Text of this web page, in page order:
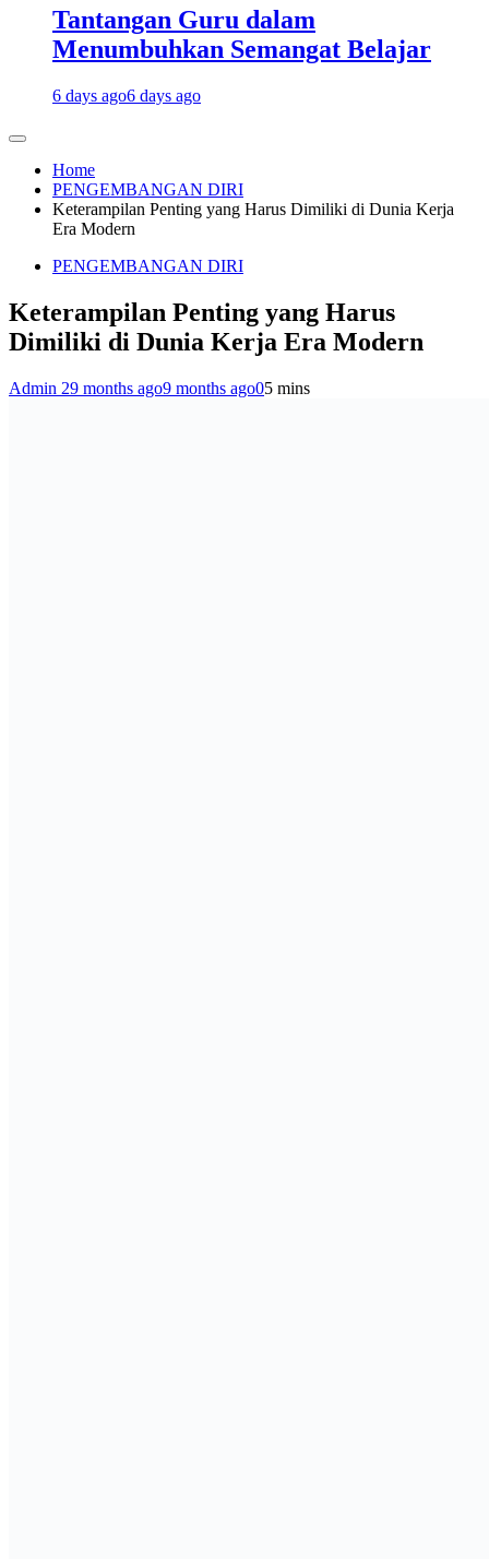
Tantangan Guru dalam
Menumbuhkan Semangat Belajar
6 days ago6 days ago
Home
PENGEMBANGAN DIRI
Keterampilan Penting yang Harus Dimiliki di Dunia Kerja
Era Modern
PENGEMBANGAN DIRI
Keterampilan Penting yang Harus
Dimiliki di Dunia Kerja Era Modern
Admin 29 months ago9 months ago05 mins